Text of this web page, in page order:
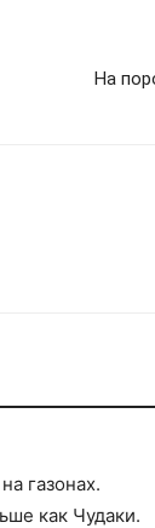
На
газонах.
как Чудаки.